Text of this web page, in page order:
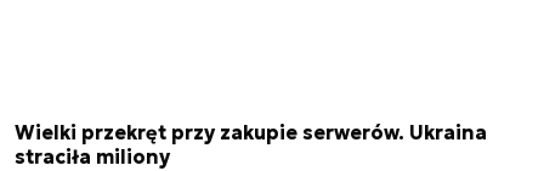
Wielki przekręt przy zakupie serwerów. Ukraina
straciła miliony